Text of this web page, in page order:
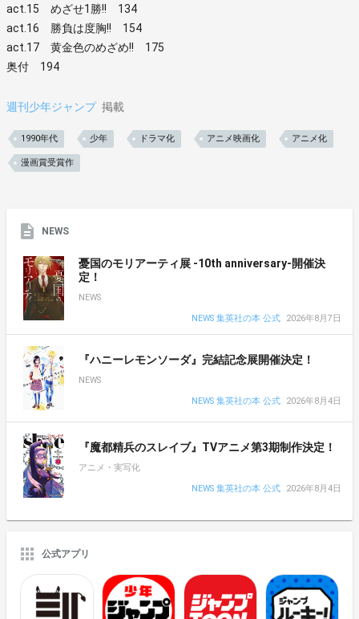
act.15 めざせ1勝!! 134
act.16 勝負は度胸!! 154
act.17 黄金色のめざめ!! 175
奥付 194
週刊少年ジャンプ 掲載
1990年代 少年 ドラマ化 アニメ映画化 アニメ化
漫画賞受賞作
NEWS
憂国のモリアーティ展 -10th anniversary-開催決
定！
NEWS
NEWS 集英社の本 公式
2026年8月7日
『ハニーレモンソーダ』完結記念展開催決定！
NEWS
NEWS 集英社の本 公式
2026年8月4日
『魔都精兵のスレイブ』TVアニメ第3期制作決定！
アニメ・実写化
NEWS 集英社の本 公式
2026年8月4日
公式アプリ